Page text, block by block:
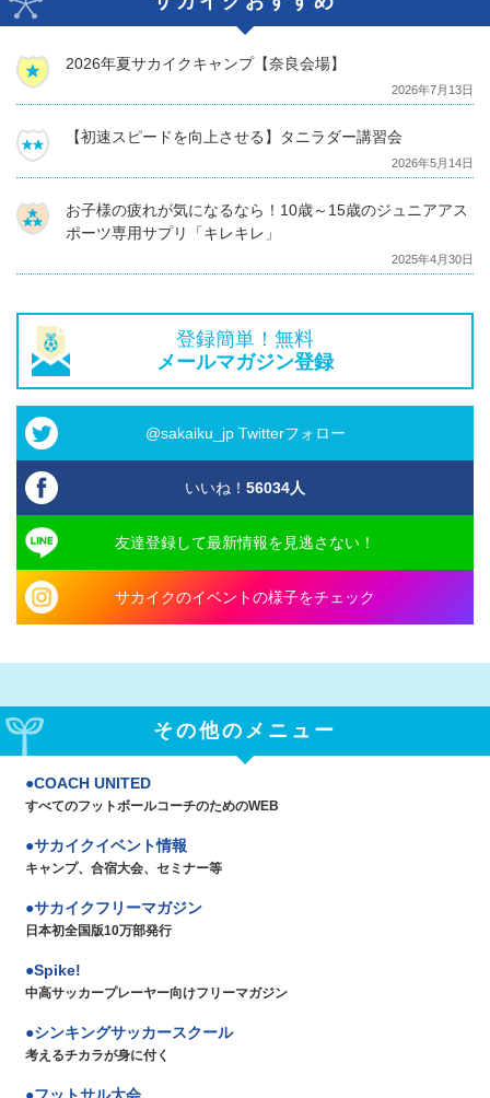
2026年夏サカイクキャンプ【奈良会場】
2026年7月13日
【初速スピードを向上させる】タニラダー講習会
2026年5月14日
お子様の疲れが気になるなら！10歳～15歳のジュニアアス
ポーツ専用サプリ「キレキレ」
2025年4月30日
登録簡単！無料
メールマガジン登録
@sakaiku_jp Twitterフォロー
いいね！ 56034人
友達登録して最新情報を見逃さない！
サカイクのイベントの様子をチェック
その他のメニュー
COACH UNITED
すべてのフットボールコーチのためのWEB
サカイクイベント情報
キャンプ、合宿大会、セミナー等
サカイクフリーマガジン
日本初全国版10万部発行
Spike!
中高サッカープレーヤー向けフリーマガジン
シンキングサッカースクール
考えるチカラが身に付く